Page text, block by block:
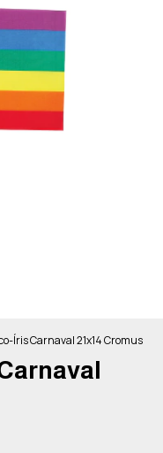
Íris Carnaval 21x14 Cromus